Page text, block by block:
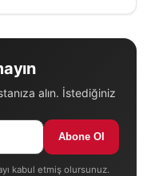
alın. İstediğiniz
Abone Ol
kabul etmiş olursunuz.